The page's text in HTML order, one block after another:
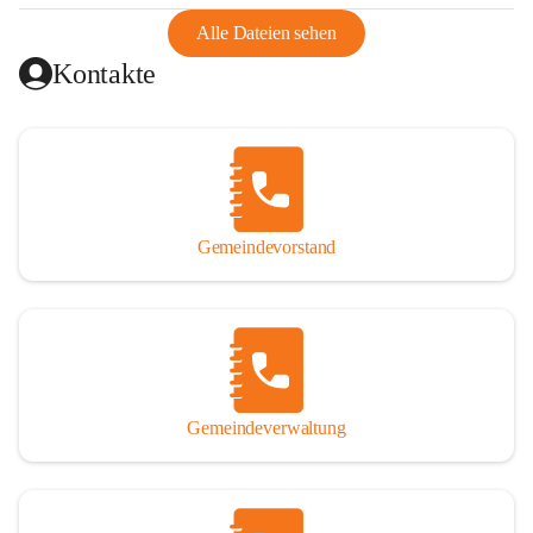
Aus diesem Grund war die Bevölkerung dazu gezwungen,
Schmuggel zu betreiben. Es kam oft zu nächtlichen
Überfällen und Schießereien. Erst mit dem Anschluss des
wirtschaftlich ging es bergauf. Dieser Aufschwung endete
1926. Es folgten Arbeitslosigkeit, Preissteigerung und
Unanbringlichkeit von Produkten. Daher wurde der
Anschluss an das Deutsche Reich begrüßt. Als der Zweite
Weltkrieg ausbrach, schwang die Stimmung um. Es starben
26 Männer an der Front, weitere 16 werden vermisst.
Von 1971 bis 1991 gehörte Wörterberg zur Gemeinde
Ollersdorf. Durch den Einsatz von mehreren Ortsansässigen
wurde Wörterberg 1991 wieder eine eigenständige
Die Gemeinde liegt im Südburgenland im Nordwesten des
Alle Dateien sehen
Kontakte
Gemeindevorstand
Gemeindeverwaltung